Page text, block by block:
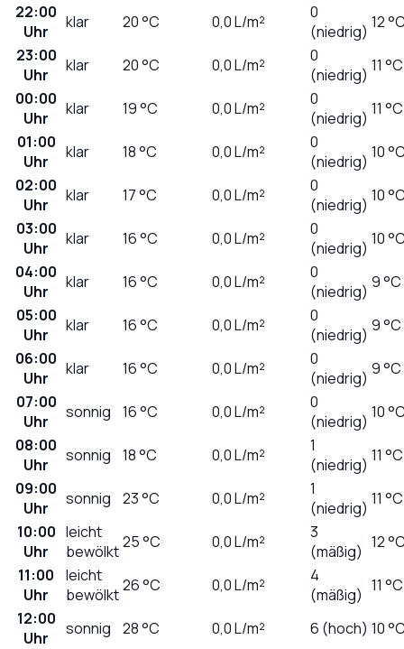
22:00
Uhr
klar 20°C 0,0L/m²
0
(niedrig) 12
23:00
Uhr
klar 20°C 0,0L/m²
0
(niedrig) 11 °C
00:00
Uhr
klar 19°C 0,0L/m²
0
(niedrig) 11 °C
01:00
Uhr
klar 18°C 0,0L/m²
0
(niedrig) 10
02:00
Uhr
klar 17°C 0,0L/m²
0
(niedrig) 10
03:00
Uhr
klar 16°C 0,0L/m²
0
(niedrig) 10
04:00
Uhr
klar 16°C 0,0L/m²
0
(niedrig) 9 °C
05:00
Uhr
klar 16°C 0,0L/m²
0
(niedrig) 9 °C
06:00
Uhr
klar 16°C 0,0L/m²
0
(niedrig) 9 °C
07:00
Uhr
sonnig 16°C 0,0L/m²
0
(niedrig) 10
08:00
Uhr
sonnig 18°C 0,0L/m²
1
(niedrig) 11 °C
09:00
Uhr
sonnig 23°C 0,0L/m²
1
(niedrig) 11 °C
10:00
Uhr
leicht
bewölkt25°C 0,0L/m²
3
(mäßig) 12
11:00
Uhr
leicht
bewölkt26°C 0,0L/m²
4
(mäßig) 11 °C
12:00
Uhr
sonnig 28°C 0,0L/m² 6 (hoch) 10